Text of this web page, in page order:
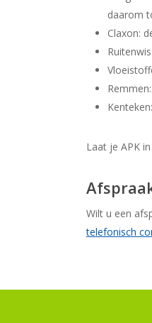
daarom
Claxon:
Laat je APK
Wilt u een
telefonisch